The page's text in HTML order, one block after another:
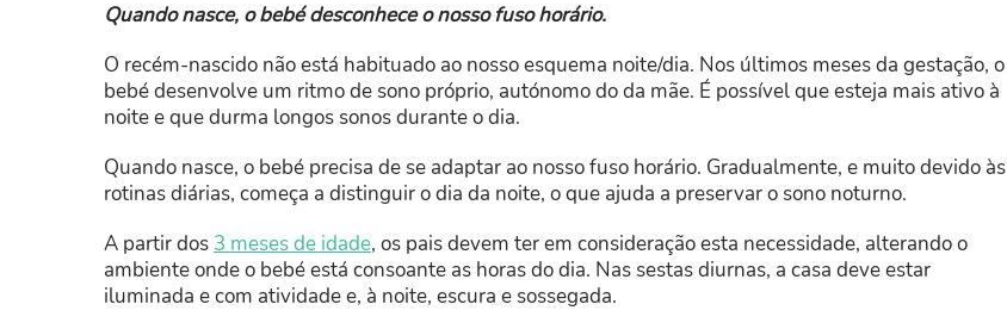
Quando nasce, o bebé desconhece o nosso fuso horário.
O recém-nascido não está habituado ao nosso esquema noite/dia. Nos últimos meses da gestação, o
bebé desenvolve um ritmo de sono próprio, autónomo do da mãe. É possível que esteja mais ativo à
noite e que durma longos sonos durante o dia.
Quando nasce, o bebé precisa de se adaptar ao nosso fuso horário. Gradualmente, e muito devido às
rotinas diárias, começa a distinguir o dia da noite, o que ajuda a preservar o sono noturno.
A partir dos 3 meses de idade, os pais devem ter em consideração esta necessidade, alterando o
ambiente onde o bebé está consoante as horas do dia. Nas sestas diurnas, a casa deve estar
iluminada e com atividade e, à noite, escura e sossegada.